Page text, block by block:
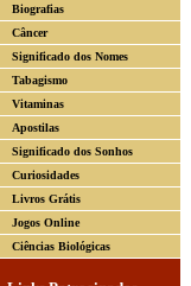
Biografias
Câncer
Significado dos Nomes
Tabagismo
Vitaminas
Apostilas
Significado dos Sonhos
Curiosidades
Livros Grátis
Jogos Online
Ciências Biológicas